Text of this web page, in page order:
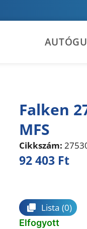
Falken
MFS
Cikkszám:
92 403 Ft
Lista (0)
Elfogyott